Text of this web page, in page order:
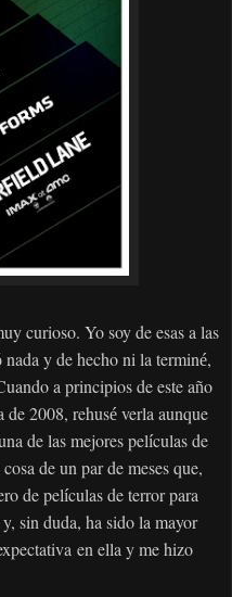
curioso. Yo soy de esas a las
nada y de hecho ni la terminé,
a principios de este año
de 2008, rehusé verla aunque
de las mejores películas de
de un par de meses que,
de películas de terror para
sin duda, ha sido la mayor
en ella y me hizo